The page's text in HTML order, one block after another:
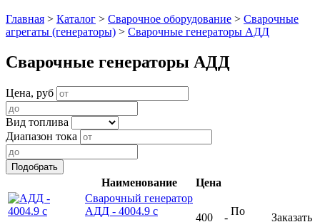
Главная > Каталог > Сварочное оборудование > Сварочные
агрегаты (генераторы) > Сварочные генераторы АДД
Сварочные генераторы АДД
Цена, руб
Вид топлива
Диапазон тока
Наименование
Цена
Сварочный генератор
АДД - 4004.9 с
400 -
По
Заказать